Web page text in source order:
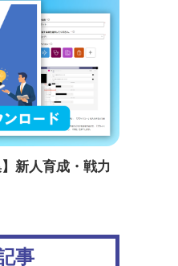
新人育成・戦力
事